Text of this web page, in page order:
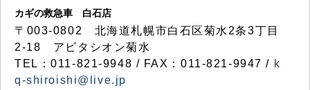
カギの救急車 白石店
〒003-0802 北海道札幌市白石区菊水2条3丁目
2-18 アビタシオン菊水
TEL：011-821-9948 / FAX：011-821-9947 / k
q-shiroishi@live.jp